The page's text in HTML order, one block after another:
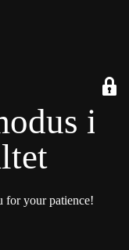
ist
for your patience!